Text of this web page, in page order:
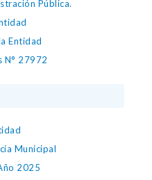
Pública.
Entidad
N° 27972
Municipal
2025